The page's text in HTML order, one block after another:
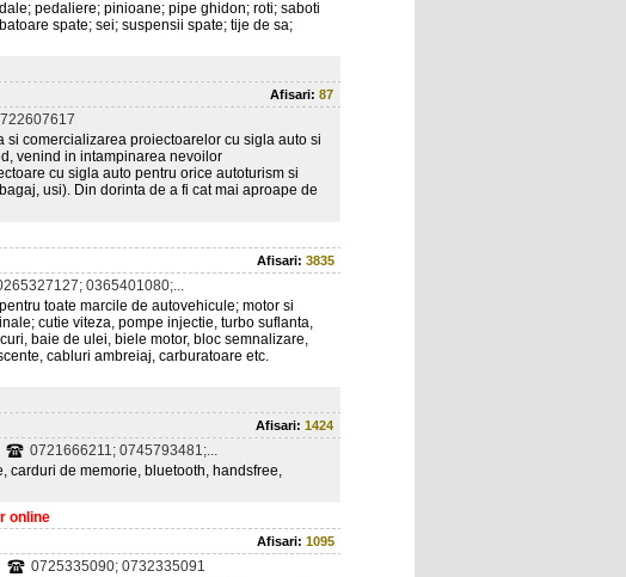
pedaliere; pinioane; pipe ghidon; roti; saboti
spate; sei; suspensii spate; tije de sa;
Afisari: 87
comercializarea proiectoarelor cu sigla auto si
venind in intampinarea nevoilor
cu sigla auto pentru orice autoturism si
usi). Din dorinta de a fi cat mai aproape de
Afisari: 3835
0365401080;...
toate marcile de autovehicule; motor si
cutie viteza, pompe injectie, turbo suflanta,
baie de ulei, biele motor, bloc semnalizare,
cabluri ambreiaj, carburatoare etc.
Afisari: 1424
0721666211; 0745793481;...
carduri de memorie, bluetooth, handsfree,
online
Afisari: 1095
0725335090; 0732335091